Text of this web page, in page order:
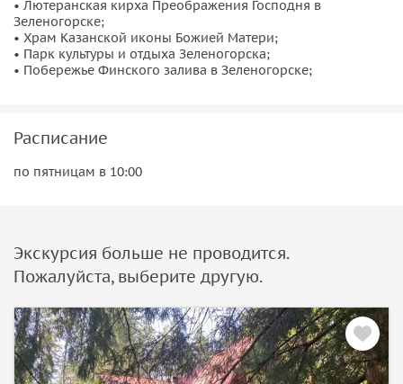
• Лютеранская кирха Преображения Господня в
Зеленогорске;
• Храм Казанской иконы Божией Матери;
• Парк культуры и отдыха Зеленогорска;
• Побережье Финского залива в Зеленогорске;
Расписание
по пятницам в 10:00
Экскурсия больше не проводится.
Пожалуйста, выберите другую.